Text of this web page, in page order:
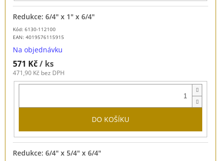
Kód: 6130-112100
EAN: 4019576115915
Redukce: 6/4" x 1" x 6/4"
Na objednávku
571 Kč/ ks
471,90 Kč bez DPH
DO KOŠÍKU
Redukce: 6/4" x 5/4" x 6/4"